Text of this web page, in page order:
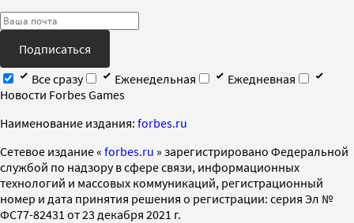
Подписаться
Все сразу
Еженедельная
Ежедневная
Новости Forbes Games
Наименование издания: forbes.ru
Cетевое издание « forbes.ru » зарегистрировано Федеральной
службой по надзору в сфере связи, информационных
технологий и массовых коммуникаций, регистрационный
номер и дата принятия решения о регистрации: серия Эл №
ФС77-82431 от 23 декабря 2021 г.